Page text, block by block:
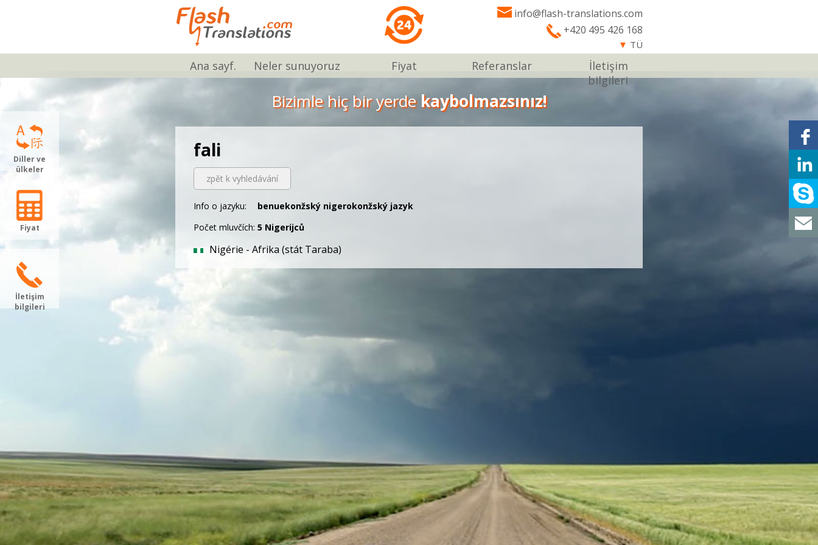
info@flash-translations.com
+420 495 426 168
▼ TÜ
Ana sayf. Neler sunuyoruz Fiyat Referanslar
İletişim
bilgileri
Diller ve
ülkeler
Fiyat
İletişim
bilgileri
Bizimle hiç bir yerde kaybolmazsınız!
fali
zpět k vyhledávání
Info o jazyku:
benuekonžský nigerokonžský jazyk
Počet mluvčích: 5 Nigerijců
Nigérie - Afrika (stát Taraba)